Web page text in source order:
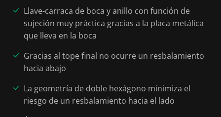
Llave-carraca de boca y anillo con función de
sujeción muy práctica gracias a la placa metálica
que lleva en la boca
Gracias al tope final no ocurre un resbalamiento
hacia abajo
La geometría de doble hexágono minimiza el
riesgo de un resbalamiento hacia el lado